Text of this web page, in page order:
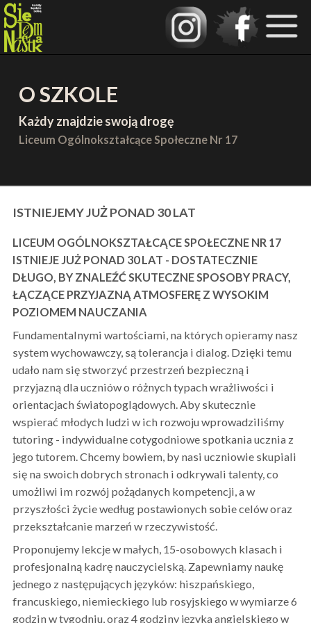
O SZKOLE
Każdy znajdzie swoją drogę
Liceum Ogólnokształcące Społeczne Nr 17
ISTNIEJEMY JUŻ PONAD 30 LAT
LICEUM OGÓLNOKSZTAŁCĄCE SPOŁECZNE NR 17
ISTNIEJE JUŻ PONAD 30 LAT - DOSTATECZNIE
DŁUGO, BY ZNALEŹĆ SKUTECZNE SPOSOBY PRACY,
ŁĄCZĄCE PRZYJAZNĄ ATMOSFERĘ Z WYSOKIM
POZIOMEM NAUCZANIA
Fundamentalnymi wartościami, na których opieramy nasz
system wychowawczy, są tolerancja i dialog. Dzięki temu
udało nam się stworzyć przestrzeń bezpieczną i
przyjazną dla uczniów o różnych typach wrażliwości i
orientacjach światopoglądowych. Aby skutecznie
wspierać młodych ludzi w ich rozwoju wprowadziliśmy
tutoring - indywidualne cotygodniowe spotkania ucznia z
jego tutorem. Chcemy bowiem, by nasi uczniowie skupiali
się na swoich dobrych stronach i odkrywali talenty, co
umożliwi im rozwój pożądanych kompetencji, a w
przyszłości życie według postawionych sobie celów oraz
przekształcanie marzeń w rzeczywistość.
Proponujemy lekcje w małych, 15-osobowych klasach i
profesjonalną kadrę nauczycielską. Zapewniamy naukę
jednego z następujących języków: hiszpańskiego,
francuskiego, niemieckiego lub rosyjskiego w wymiarze 6
godzin w tygodniu, oraz 4 godziny języka angielskiego w